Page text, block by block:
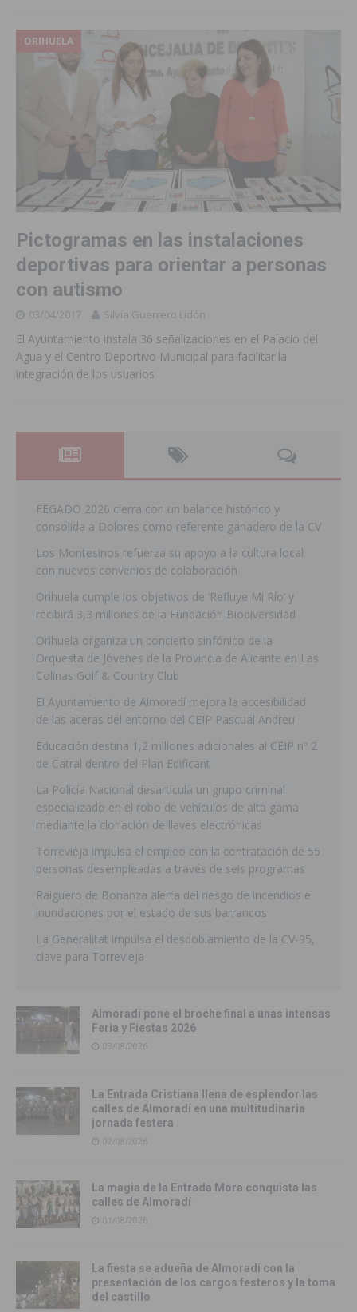
ORIHUELA
Pictogramas en las instalaciones
deportivas para orientar a personas
con autismo
03/04/2017 Silvia Guerrero Lidón
El Ayuntamiento instala 36 señalizaciones en el Palacio del
Agua y el Centro Deportivo Municipal para facilitar la
integración de los usuarios
FEGADO 2026 cierra con un balance histórico y
consolida a Dolores como referente ganadero de la CV
Los Montesinos refuerza su apoyo a la cultura local
con nuevos convenios de colaboración
Orihuela cumple los objetivos de ‘Refluye Mi Río’ y
recibirá 3,3 millones de la Fundación Biodiversidad
Orihuela organiza un concierto sinfónico de la
Orquesta de Jóvenes de la Provincia de Alicante en Las
Colinas Golf & Country Club
El Ayuntamiento de Almoradí mejora la accesibilidad
de las aceras del entorno del CEIP Pascual Andreu
Educación destina 1,2 millones adicionales al CEIP nº 2
de Catral dentro del Plan Edificant
La Policía Nacional desarticula un grupo criminal
especializado en el robo de vehículos de alta gama
mediante la clonación de llaves electrónicas
Torrevieja impulsa el empleo con la contratación de 55
personas desempleadas a través de seis programas
Raiguero de Bonanza alerta del riesgo de incendios e
inundaciones por el estado de sus barrancos
La Generalitat impulsa el desdoblamiento de la CV-95,
clave para Torrevieja
Almoradí pone el broche final a unas intensas
Feria y Fiestas 2026
03/08/2026
La Entrada Cristiana llena de esplendor las
calles de Almoradí en una multitudinaria
jornada festera
02/08/2026
La magia de la Entrada Mora conquista las
calles de Almoradí
01/08/2026
La fiesta se adueña de Almoradí con la
presentación de los cargos festeros y la toma
del castillo